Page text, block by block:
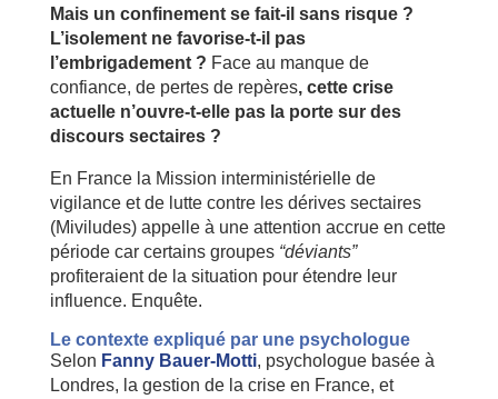
Mais un confinement se fait-il sans risque ?
L’isolement ne favorise-t-il pas
l’embrigadement ? Face au manque de
confiance, de pertes de repères, cette crise
actuelle n’ouvre-t-elle pas la porte sur des
discours sectaires ?
En France la Mission interministérielle de
vigilance et de lutte contre les dérives sectaires
(Miviludes) appelle à une attention accrue en cette
période car certains groupes “déviants”
profiteraient de la situation pour étendre leur
influence. Enquête.
Le contexte expliqué par une psychologue
Selon Fanny Bauer-Motti, psychologue basée à
Londres, la gestion de la crise en France, et